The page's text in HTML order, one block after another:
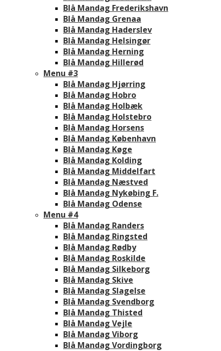
Blå Mandag Frederikshavn
Blå Mandag Grenaa
Blå Mandag Haderslev
Blå Mandag Helsingør
Blå Mandag Herning
Blå Mandag Hillerød
Menu #3
Blå Mandag Hjørring
Blå Mandag Hobro
Blå Mandag Holbæk
Blå Mandag Holstebro
Blå Mandag Horsens
Blå Mandag København
Blå Mandag Køge
Blå Mandag Kolding
Blå Mandag Middelfart
Blå Mandag Næstved
Blå Mandag Nykøbing F.
Blå Mandag Odense
Menu #4
Blå Mandag Randers
Blå Mandag Ringsted
Blå Mandag Rødby
Blå Mandag Roskilde
Blå Mandag Silkeborg
Blå Mandag Skive
Blå Mandag Slagelse
Blå Mandag Svendborg
Blå Mandag Thisted
Blå Mandag Vejle
Blå Mandag Viborg
Blå Mandag Vordingborg